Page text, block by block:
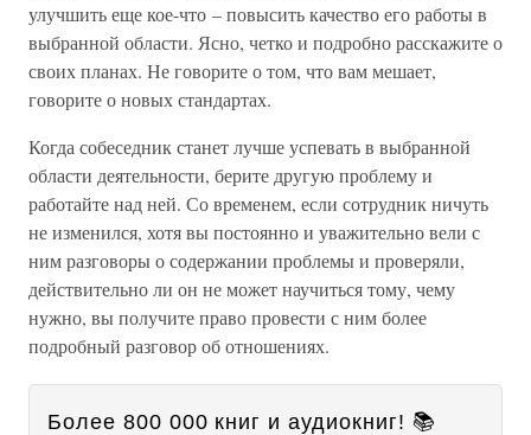
улучшить еще кое-что – повысить качество его работы в
выбранной области. Ясно, четко и подробно расскажите о
своих планах. Не говорите о том, что вам мешает,
говорите о новых стандартах.
Когда собеседник станет лучше успевать в выбранной
области деятельности, берите другую проблему и
работайте над ней. Со временем, если сотрудник ничуть
не изменился, хотя вы постоянно и уважительно вели с
ним разговоры о содержании проблемы и проверяли,
действительно ли он не может научиться тому, чему
нужно, вы получите право провести с ним более
подробный разговор об отношениях.
Более 800 000 книг и аудиокниг! 📚